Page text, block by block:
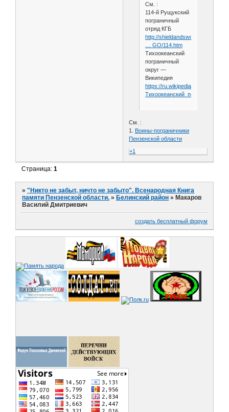
См. :
114-й Рущукский
пограничный
отряд КГБ
http://
… GO/114.htm
Тихоокеанский
пограничный
округ —
Википедия
https://ru.wikipedia.org/wiki/
См. :
1. Воины-пограничники
Пензенской области
+1
Страница:1
»"Никто не забыт, ничто не забыто". Всенародная Книга
памяти Пензенской области. » Белинский район » Макаров
Василий Дмитриевич
создать бесплатный форум